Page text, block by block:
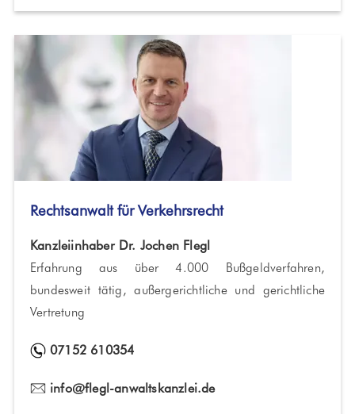
Rechtsanwalt für Verkehrsrecht
Kanzleiinhaber Dr. Jochen Flegl
Erfahrung aus über 4.000 Bußgeldverfahren,
bundesweit tätig, außergerichtliche und gerichtliche
Vertretung
07152 610354
info@flegl-anwaltskanzlei.de